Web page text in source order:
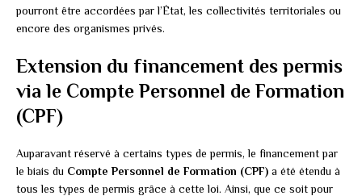
pourront être accordées par l’État, les collectivités territoriales ou
encore des organismes privés.
Extension du financement des permis
via le Compte Personnel de Formation
(CPF)
Auparavant réservé à certains types de permis, le financement par
le biais du Compte Personnel de Formation (CPF) a été étendu à
tous les types de permis grâce à cette loi. Ainsi, que ce soit pour